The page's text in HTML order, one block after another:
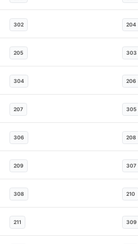
302 204
205 303
304 206
207 305
306 208
209 307
308 210
211 309